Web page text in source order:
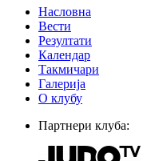
Насловна
Вести
Резултати
Календар
Такмичари
Галерија
О клубу
Партнери клуба: